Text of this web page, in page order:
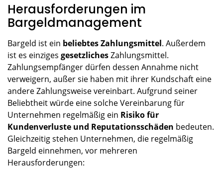
Herausforderungen im
Bargeldmanagement
Bargeld ist ein beliebtes Zahlungsmittel. Außerdem
ist es einziges gesetzlichesZahlungsmittel.
Zahlungsempfänger dürfen dessen Annahme nicht
verweigern, außer sie haben mit ihrer Kundschaft eine
andere Zahlungsweise vereinbart. Aufgrund seiner
Beliebtheit würde eine solche Vereinbarung für
Unternehmen regelmäßig ein Risiko für
Kundenverluste und Reputationsschäden bedeuten.
Gleichzeitig stehen Unternehmen, die regelmäßig
Bargeld einnehmen, vor mehreren
Herausforderungen: